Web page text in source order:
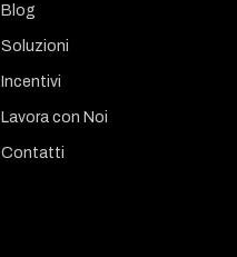
Blog
Soluzioni
Incentivi
Lavora con Noi
Contatti